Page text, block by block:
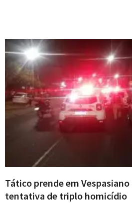
Tático prende em
tentativa de triplo homicídio